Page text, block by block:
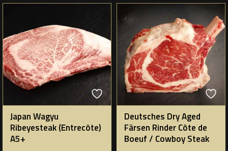
Japan Wagyu
Ribeyesteak (Entrecôte)
A5+
Deutsches Dry Aged
Färsen Rinder Côte de
Boeuf / Cowboy Steak